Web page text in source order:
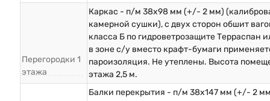
Перегородки 1
этажа
Каркас - п/м 38х98 мм (+/- 2 мм)
камерной сушки), с двух сторон обшит
класса Б по гидроветрозащите Терраспан
в зоне с/у вместо крафт-бумаги
пароизоляция. Не утеплены. Высота
этажа 2,5 м.
Балки перекрытия - п/м 38х147 мм (+/- 2